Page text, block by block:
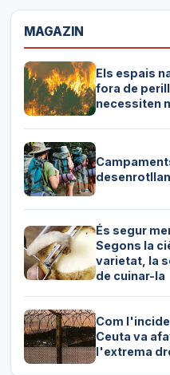
MAGAZIN
Els espais
fora de
necessiten
És segur
Segons la
varietat, la
de cuinar-la
Com
Ceuta va
l'extrema